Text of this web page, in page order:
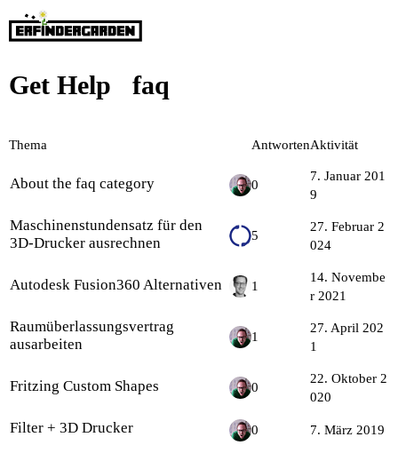
Get Help faq
Thema AntwortenAktivität
About the faq category 0
7. Januar 201
9
Maschinenstundensatz für den
3D-Drucker ausrechnen
5
27. Februar 2
024
Autodesk Fusion360 Alternativen 1
14. Novembe
r 2021
Raumüberlassungsvertrag
ausarbeiten
1
27. April 202
1
Fritzing Custom Shapes 0
22. Oktober 2
020
Filter + 3D Drucker 0 7. März 2019